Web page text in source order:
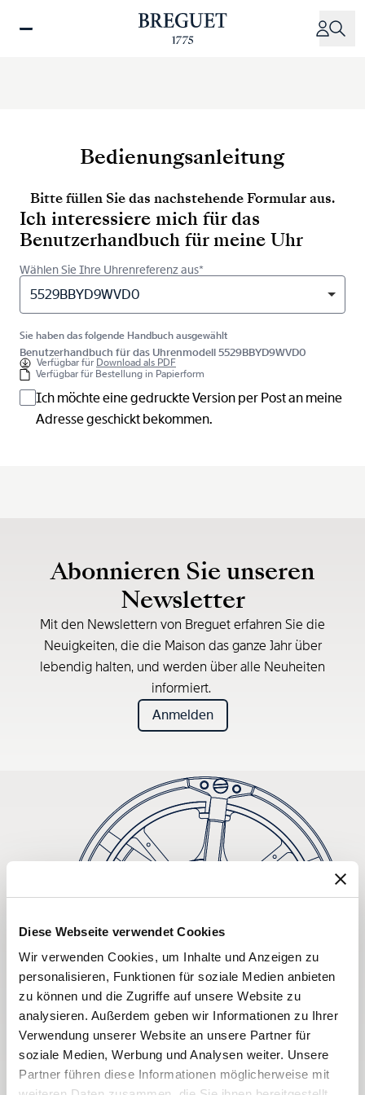
Diese Webseite verwendet Cookies
Wir verwenden Cookies, um Inhalte und Anzeigen zu
personalisieren, Funktionen für soziale Medien anbieten
zu können und die Zugriffe auf unsere Website zu
analysieren. Außerdem geben wir Informationen zu Ihrer
Verwendung unserer Website an unsere Partner für
soziale Medien, Werbung und Analysen weiter. Unsere
Partner führen diese Informationen möglicherweise mit
zum
Bedienungsanleitung
Bitte füllen Sie das nachstehende Formular aus.
Ich interessiere mich für das
Benutzerhandbuch für meine Uhr
Wählen Sie Ihre Uhrenreferenz aus*
5529BBYD9WVD0
Sie haben das folgende Handbuch ausgewählt
Benutzerhandbuch für das Uhrenmodell 5529BBYD9WVD0
Verfügbar für Download als PDF
Verfügbar für Bestellung in Papierform
Ich möchte eine gedruckte Version per Post an meine
Adresse geschickt bekommen.
Abonnieren Sie unseren
Newsletter
Mit den Newslettern von Breguet erfahren Sie die
Neuigkeiten, die die Maison das ganze Jahr über
lebendig halten, und werden über alle Neuheiten
informiert.
Anmelden